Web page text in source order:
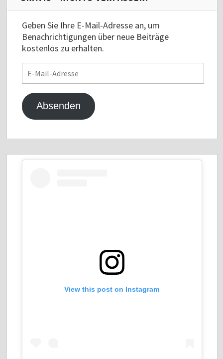
Geben Sie Ihre E-Mail-Adresse an, um
Benachrichtigungen über neue Beiträge
kostenlos zu erhalten.
E-
Mail-
Adresse
Absenden
View this post on Instagram